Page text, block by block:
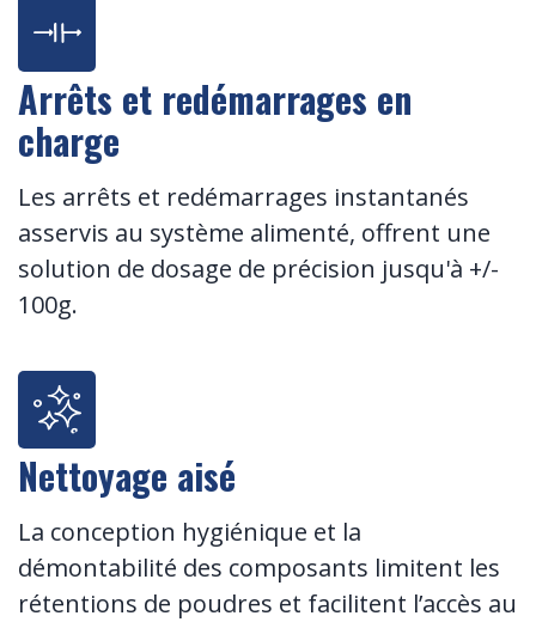
Arrêts et redémarrages en
charge
Les arrêts et redémarrages instantanés
asservis au système alimenté, offrent une
solution de dosage de précision jusqu'à +/-
100g.
Nettoyage aisé
La conception hygiénique et la
démontabilité des composants limitent les
rétentions de poudres et facilitent l’accès au